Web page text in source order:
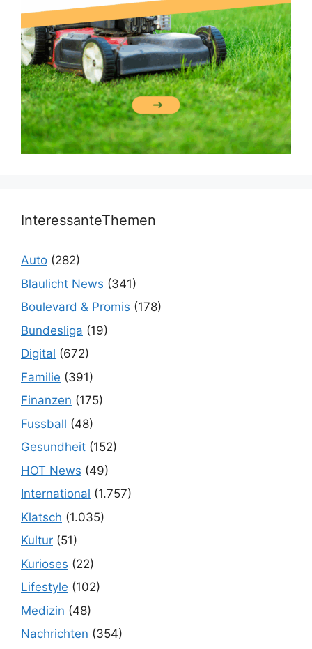
InteressanteThemen
Auto (282)
Blaulicht News (341)
Boulevard & Promis (178)
Bundesliga (19)
Digital (672)
Familie (391)
Finanzen (175)
Fussball (48)
Gesundheit (152)
HOT News (49)
International (1.757)
Klatsch (1.035)
Kultur (51)
Kurioses (22)
Lifestyle (102)
Medizin (48)
Nachrichten (354)